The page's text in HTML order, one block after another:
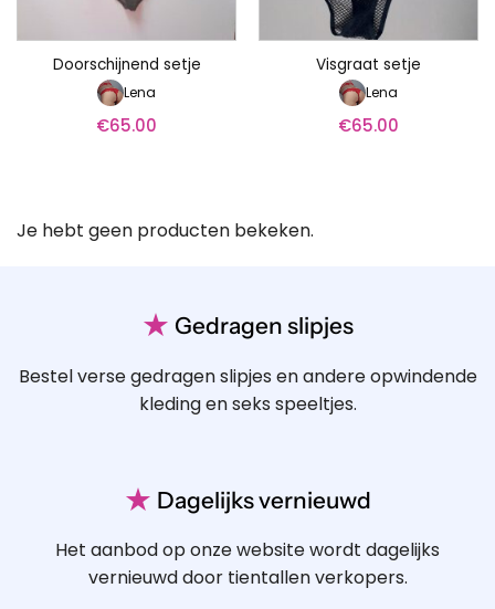
Doorschijnend setje
Lena
€65.00
Visgraat setje
Lena
€65.00
Je hebt geen producten bekeken.
★ Gedragen slipjes
Bestel verse gedragen slipjes en andere opwindende
kleding en seks speeltjes.
★ Dagelijks vernieuwd
Het aanbod op onze website wordt dagelijks
vernieuwd door tientallen verkopers.